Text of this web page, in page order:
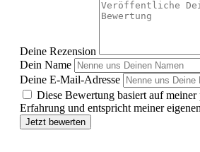
Deine Rezension
Dein Name
Deine E-Mail-Adresse
Diese Bewertung basiert auf meiner
Erfahrung und entspricht meiner
Jetzt bewerten